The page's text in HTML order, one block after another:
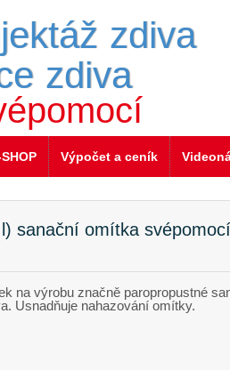
SHOP Výpočet a ceník
zdiva
zdiva
sanační omítka svépomocí
na výrobu značně paropropustné
Usnadňuje nahazování omítky.